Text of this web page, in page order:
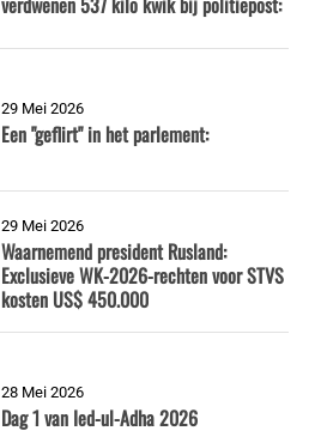
29 Mei 2026
Een "geflirt" in het parlement:
29 Mei 2026
Waarnemend president Rusland:
Exclusieve WK-2026-rechten voor STVS
kosten US$ 450.000
28 Mei 2026
Dag 1 van Ied-ul-Adha 2026